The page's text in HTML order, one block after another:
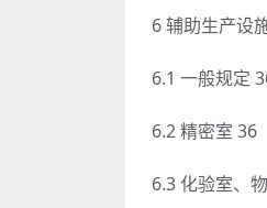
6 辅助生产设
6.1 一般规定
6.2 精密室 36
6.3 化验室、